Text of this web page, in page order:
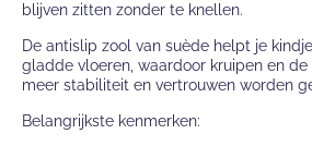
blijven zitten zonder te knellen.
De antislip zool van suède helpt je
gladde vloeren, waardoor kruipen en
meer stabiliteit en vertrouwen worden
Belangrijkste kenmerken: